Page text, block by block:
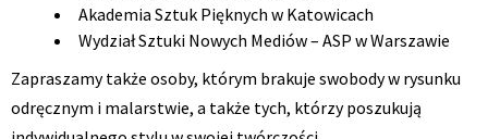
Akademia Sztuk Pięknych w Katowicach
Wydział Sztuki Nowych Mediów – ASP w Warszawie
Zapraszamy także osoby, którym brakuje swobody w rysunku
odręcznym i malarstwie, a także tych, którzy poszukują